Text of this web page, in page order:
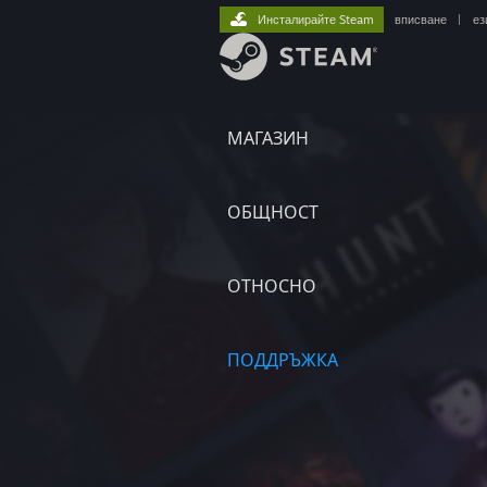
МАГАЗИН
ОБЩНОСТ
ОТНОСНО
ПОДДРЪЖКА
Инсталирайте Steam вписване